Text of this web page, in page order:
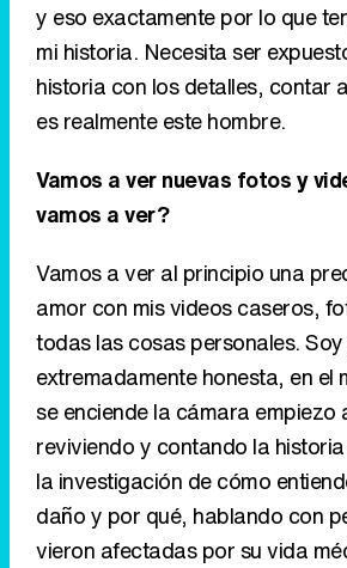
y eso exactamente por lo que
mi historia. Necesita ser
historia con los detalles, contar
es realmente este hombre.
Vamos a ver nuevas fotos y
vamos a ver?
Vamos a ver al principio una
amor con mis videos caseros,
todas las cosas personales.
extremadamente honesta, en el
se enciende la cámara empiezo
reviviendo y contando la
la investigación de cómo
daño y por qué, hablando con
vieron afectadas por su vida